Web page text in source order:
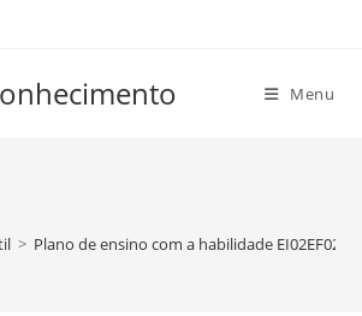
Menu
> Plano de ensino com a habilidade EI02EF02: